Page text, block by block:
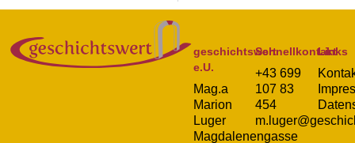
geschichtswert
e.U.
Mag.a
Marion
Luger
Magdalenengasse
Schnellkontakt
+43 699
107 83
454
Links